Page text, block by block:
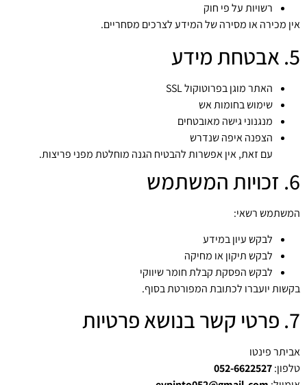
רשויות על פי חוק
אין מכירה או מסירה של המידע לצרכים מסחריים.
5. אבטחת מידע
האתר מוגן בפרוטוקול SSL
שימוש בחומות אש
מנגנוני גישה מאובטחים
הצפנה איפה שנדרש
עם זאת, אין אפשרות להבטיח הגנה מוחלטת מפני פריצות.
6. זכויות המשתמש
המשתמש רשאי:
לבקש עיון במידע
לבקש תיקון או מחיקה
לבקש הפסקת קבלת חומר שיווקי
בקשות יועברו לכתובת המפורטת בסוף.
7. פרטי קשר בנושא פרטיות
אביתר פינטו
טלפון:052-6622527